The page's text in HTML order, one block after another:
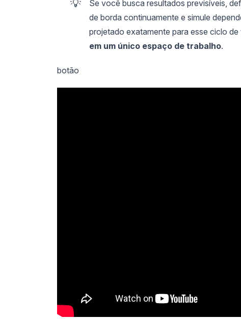
💡
Se você busca resultados previsíveis,
de borda continuamente e simule
projetado exatamente para esse ciclo
em um único espaço de trabalho.
botão